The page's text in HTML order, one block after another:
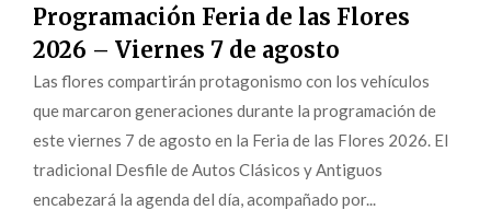
Programación Feria de las Flores
2026 – Viernes 7 de agosto
Las flores compartirán protagonismo con los vehículos
que marcaron generaciones durante la programación de
este viernes 7 de agosto en la Feria de las Flores 2026. El
tradicional Desfile de Autos Clásicos y Antiguos
encabezará la agenda del día, acompañado por...